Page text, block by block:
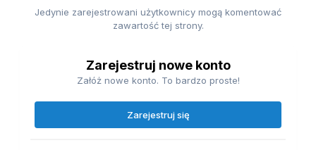
Jedynie zarejestrowani użytkownicy mogą komentować
zawartość tej strony.
Zarejestruj nowe konto
Załóż nowe konto. To bardzo proste!
Zarejestruj się